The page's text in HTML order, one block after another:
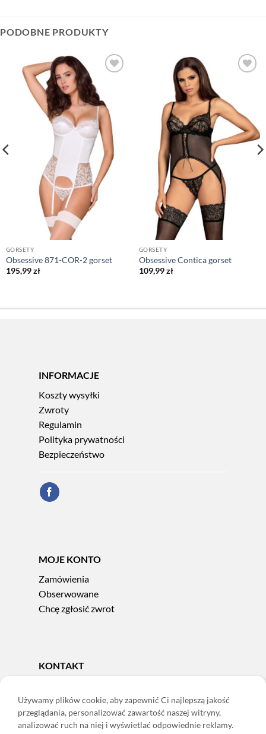
PODOBNE PRODUKTY
GORSETY
Obsessive 871-COR-2 gorset
195,99zł
GORSETY
Obsessive Contica gorset
109,99zł
INFORMACJE
Koszty wysyłki
Zwroty
Regulamin
Polityka prywatności
Bezpieczeństwo
MOJE KONTO
Zamówienia
Obserwowane
Chcę zgłosić zwrot
KONTAKT
e-mail:sklep@adoris.pl
poniedziałek - piątek 8:00-16:00
Używamy plików cookie, aby zapewnić Ci najlepszą jakość
przeglądania, personalizować zawartość naszej witryny,
analizować ruch na niej i wyświetlać odpowiednie reklamy.